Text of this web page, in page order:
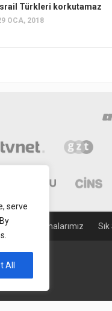
serve
All
Türkleri korkutamaz
OCA, 2018
Uygulamalarımız